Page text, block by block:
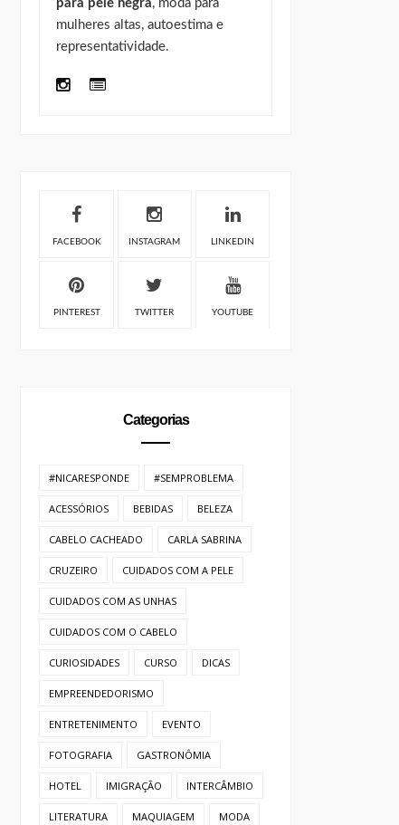
para pele negra, moda para
mulheres altas, autoestima e
representatividade.
FACEBOOK INSTAGRAM LINKEDIN
PINTEREST TWITTER YOUTUBE
Categorias
#NICARESPONDE #SEMPROBLEMA
ACESSÓRIOS BEBIDAS BELEZA
CABELO CACHEADO CARLA SABRINA
CRUZEIRO CUIDADOS COM A PELE
CUIDADOS COM AS UNHAS
CUIDADOS COM O CABELO
CURIOSIDADES CURSO DICAS
EMPREENDEDORISMO
ENTRETENIMENTO EVENTO
FOTOGRAFIA GASTRONÔMIA
HOTEL IMIGRAÇÃO INTERCÂMBIO
LITERATURA MAQUIAGEM MODA